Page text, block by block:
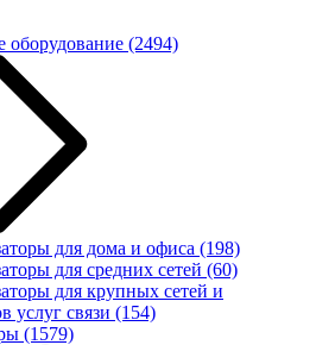
оборудование (2494)
для дома и офиса (198)
для средних сетей (60)
для крупных сетей и
услуг связи (154)
(1579)